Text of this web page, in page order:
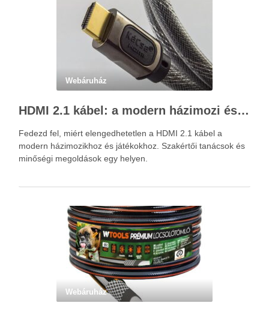
Webáruház
HDMI 2.1 kábel: a modern házimozi és játékok alapja – Kácsa Audió megoldások
Fedezd fel, miért elengedhetetlen a HDMI 2.1 kábel a
modern házimozikhoz és játékokhoz. Szakértői tanácsok és
minőségi megoldások egy helyen.
Webáruház